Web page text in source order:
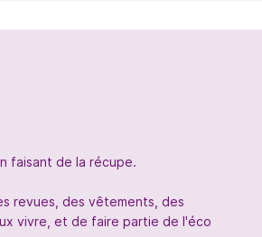
faisant de la récupe.
revues, des vêtements, des
vivre, et de faire partie de l'éco